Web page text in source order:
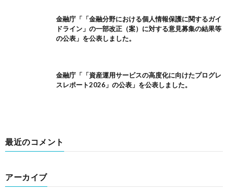
金融庁「「金融分野における個人情報保護に関するガイ
ドライン」の一部改正（案）に対する意見募集の結果等
の公表」を公表しました。
金融庁「「資産運用サービスの高度化に向けたプログレ
スレポート2026」の公表」を公表しました。
最近のコメント
アーカイブ